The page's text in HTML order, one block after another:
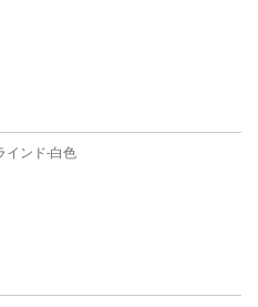
インド-白色